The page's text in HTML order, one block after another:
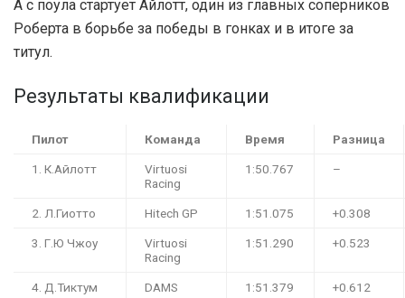
А с поула стартует Айлотт, один из главных соперников
Роберта в борьбе за победы в гонках и в итоге за
титул.
Результаты квалификации
Пилот Команда Время Разница
1. К.Айлотт
Virtuosi
Racing
1:50.767 –
2. Л.Гиотто Hitech GP 1:51.075 +0.308
3. Г.Ю Чжоу
Virtuosi
Racing
1:51.290 +0.523
4. Д.Тиктум DAMS 1:51.379 +0.612